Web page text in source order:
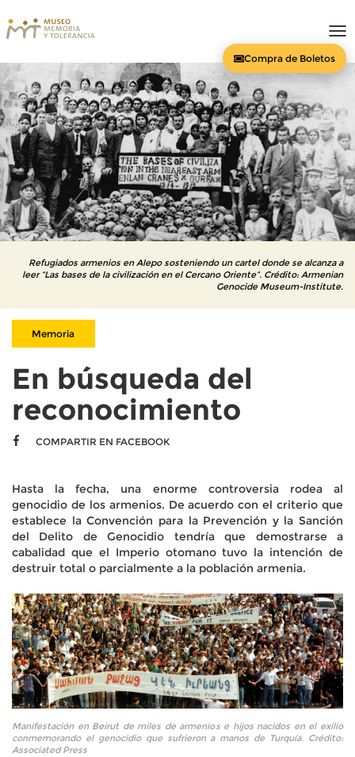
Refugiados armenios en Alepo sosteniendo un cartel donde se alcanza a
leer “Las bases de la civilización en el Cercano Oriente”. Crédito: Armenian
Genocide Museum-Institute.
Memoria
En búsqueda del
reconocimiento
COMPARTIR EN FACEBOOK
Hasta la fecha, una enorme controversia rodea al
genocidio de los armenios. De acuerdo con el criterio que
establece la Convención para la Prevención y la Sanción
del Delito de Genocidio tendría que demostrarse a
cabalidad que el Imperio otomano tuvo la intención de
destruir total o parcialmente a la población armenia.
Manifestación en Beirut de miles de armenios e hijos nacidos en el exilio
conmemorando el genocidio que sufrieron a manos de Turquía. Crédito:
Associated Press
Compra de Boletos